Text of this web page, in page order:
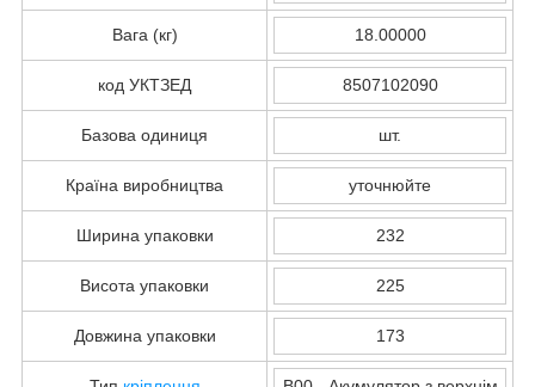
Вага (кг) 18.00000
код УКТЗЕД 8507102090
Базова одиниця шт.
Країна виробництва уточнюйте
Ширина упаковки 232
Висота упаковки 225
Довжина упаковки 173